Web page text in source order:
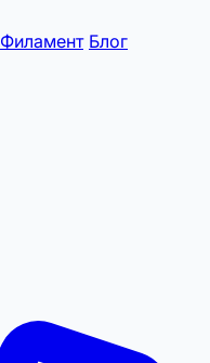
Филамент Блог